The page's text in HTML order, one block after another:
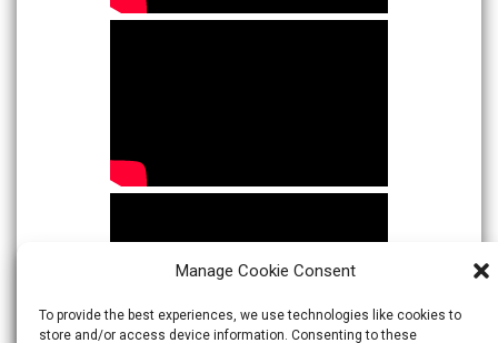
Manage Cookie Consent
To provide the best experiences, we use technologies like cookies to
store and/or access device information. Consenting to these